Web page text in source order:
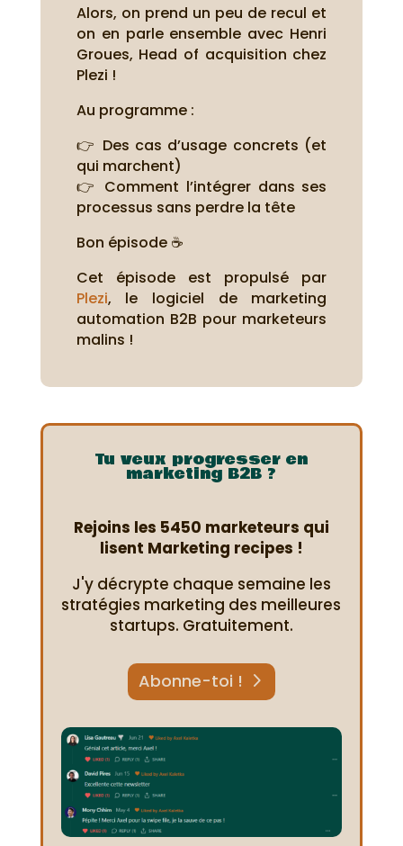
Alors, on prend un peu de recul et
on en parle ensemble avec Henri
Groues, Head of acquisition chez
Plezi !
Au programme :
👉 Des cas d’usage concrets (et
qui marchent)
👉 Comment l’intégrer dans ses
processus sans perdre la tête
Bon épisode ☕
Cet épisode est propulsé par
Plezi, le logiciel de marketing
automation B2B pour marketeurs
malins !
Tu veux progresser en
marketing B2B ?
Rejoins les 5450 marketeurs qui
lisent Marketing recipes !
J'y décrypte chaque semaine les
stratégies marketing des meilleures
startups. Gratuitement.
Abonne-toi !